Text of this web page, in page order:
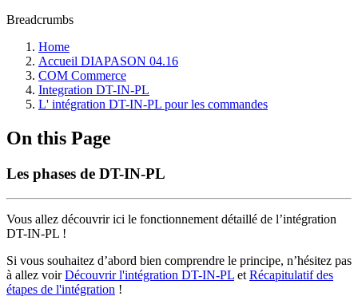
Breadcrumbs
Home
Accueil DIAPASON 04.16
COM Commerce
Integration DT-IN-PL
L' intégration DT-IN-PL pour les commandes
On this Page
Les phases de DT-IN-PL
Vous allez découvrir ici le fonctionnement détaillé de l’intégration
DT-IN-PL !
Si vous souhaitez d’abord bien comprendre le principe, n’hésitez pas
à allez voirDécouvrir l'intégration DT-IN-PL et Récapitulatif des
étapes de l'intégration !